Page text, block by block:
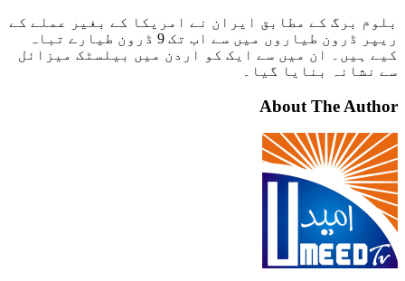
بلوم برگ کے مطابق ایران نے امریکا کے بغیر عملے کے
ریپر ڈرون طیاروں میں سے اب تک 9 ڈرون طیارے تباہ
کیے ہیں۔ ان میں سے ایک کو اردن میں بیلسٹک میزائل
سے نشانہ بنایا گیا۔
About The Author